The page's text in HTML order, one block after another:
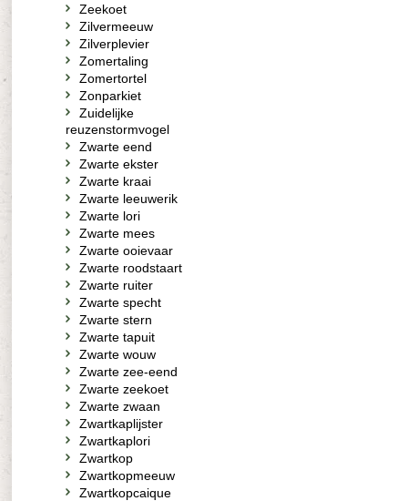
Zeekoet
Zilvermeeuw
Zilverplevier
Zomertaling
Zomertortel
Zonparkiet
Zuidelijke
reuzenstormvogel
Zwarte eend
Zwarte ekster
Zwarte kraai
Zwarte leeuwerik
Zwarte lori
Zwarte mees
Zwarte ooievaar
Zwarte roodstaart
Zwarte ruiter
Zwarte specht
Zwarte stern
Zwarte tapuit
Zwarte wouw
Zwarte zee-eend
Zwarte zeekoet
Zwarte zwaan
Zwartkaplijster
Zwartkaplori
Zwartkop
Zwartkopmeeuw
Zwartkopcaique